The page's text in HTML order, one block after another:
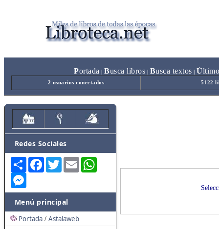
Portada Busca libros Busca textos Ú
2 usuarios conectados 5122
Redes Sociales
Share FacebookTwitterEmail
Menú principal
Portada / Astalaweb